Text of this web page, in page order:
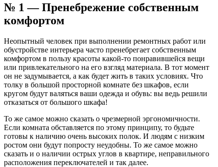
№ 1 — Пренебрежение собственным
комфортом
Неопытный человек при выполнении ремонтных работ или
обустройстве интерьера часто пренебрегает собственным
комфортом в пользу красоты какой-то понравившейся вещи
или привлекательного на его взгляд материала. В тот момент
он не задумывается, а как будет жить в таких условиях. Что
толку в большой просторной комнате без шкафов, если
кругом будут валяться ваши одежда и обувь: вы ведь решили
отказаться от большого шкафа!
То же самое можно сказать о чрезмерной эргономичности.
Если комната обставляется по этому принципу, то будьте
готовы к наличию очень высоких полок. И людям с низким
ростом они будут попросту неудобны. То же самое можно
сказать и о наличии острых углов в квартире, неправильного
расположения переключателей и так далее.